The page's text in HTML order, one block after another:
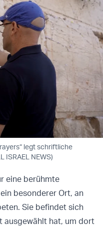
legt schriftliche
ISRAEL NEWS)
eine berühmte
besonderer Ort, an
Sie befindet sich
ausgewählt hat, um dort